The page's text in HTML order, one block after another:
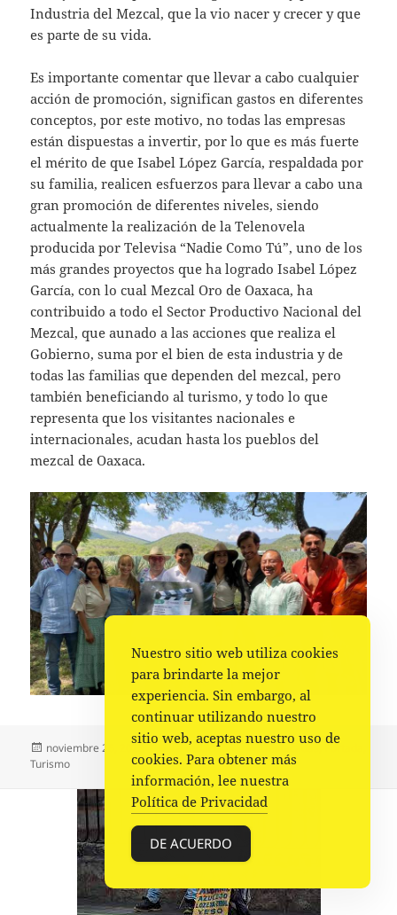
Industria del Mezcal, que la vio nacer y crecer y que
es parte de su vida.
Es importante comentar que llevar a cabo cualquier
acción de promoción, significan gastos en diferentes
conceptos, por este motivo, no todas las empresas
están dispuestas a invertir, por lo que es más fuerte
el mérito de que Isabel López García, respaldada por
su familia, realicen esfuerzos para llevar a cabo una
gran promoción de diferentes niveles, siendo
actualmente la realización de la Telenovela
producida por Televisa “Nadie Como Tú”, uno de los
más grandes proyectos que ha logrado Isabel López
García, con lo cual Mezcal Oro de Oaxaca, ha
contribuido a todo el Sector Productivo Nacional del
Mezcal, que aunado a las acciones que realiza el
Gobierno, suma por el bien de esta industria y de
todas las familias que dependen del mezcal, pero
también beneficiando al turismo, y todo lo que
representa que los visitantes nacionales e
internacionales, acudan hasta los pueblos del
mezcal de Oaxaca.
Publicado
el
noviembre 26, 2023 Autor
La redacción Categorías
Destacadas, Portada
Turismo
Nuestro sitio web utiliza cookies
para brindarte la mejor
experiencia. Sin embargo, al
continuar utilizando nuestro
sitio web, aceptas nuestro uso de
cookies. Para obtener más
información, lee nuestra
Política de Privacidad
DE ACUERDO